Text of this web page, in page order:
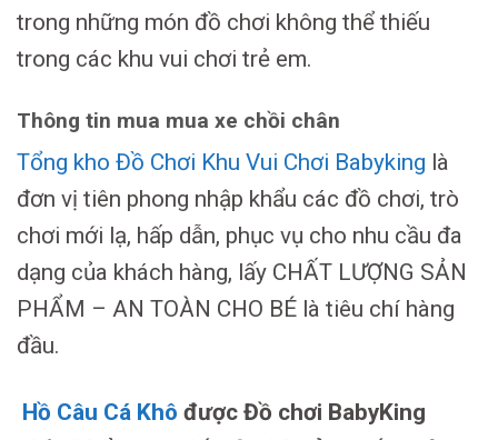
trong những món đồ chơi không thể thiếu
trong các khu vui chơi trẻ em.
Thông tin mua mua xe chồi chân
Tổng kho Đồ Chơi Khu Vui Chơi Babyking là
đơn vị tiên phong nhập khẩu các đồ chơi, trò
chơi mới lạ, hấp dẫn, phục vụ cho nhu cầu đa
dạng của khách hàng, lấy CHẤT LƯỢNG SẢN
PHẨM – AN TOÀN CHO BÉ là tiêu chí hàng
đầu.
Hồ Câu Cá Khô được Đồ chơi BabyKing